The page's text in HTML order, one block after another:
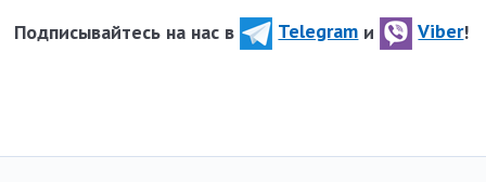
Подписывайтесь на нас в Telegram и Viber!